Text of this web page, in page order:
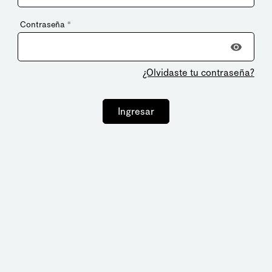
Contraseña *
¿Olvidaste tu contraseña?
Ingresar